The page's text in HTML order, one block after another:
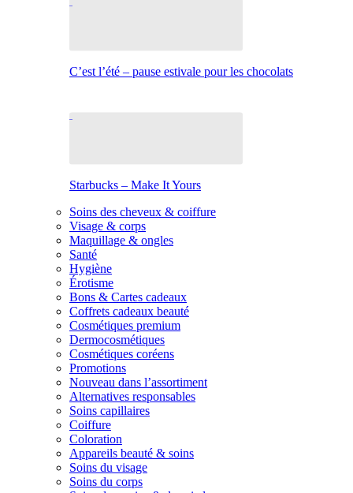
C’est l’été – pause estivale pour les chocolats
Starbucks – Make It Yours
Soins des cheveux & coiffure
Visage & corps
Maquillage & ongles
Santé
Hygiène
Érotisme
Bons & Cartes cadeaux
Coffrets cadeaux beauté
Cosmétiques premium
Dermocosmétiques
Cosmétiques coréens
Promotions
Nouveau dans l’assortiment
Alternatives responsables
Soins capillaires
Coiffure
Coloration
Appareils beauté & soins
Soins du visage
Soins du corps